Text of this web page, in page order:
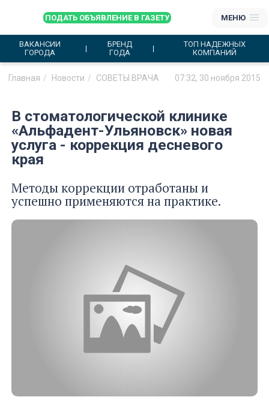
ПОДАТЬ ОБЪЯВЛЕНИЕ В ГАЗЕТУ МЕНЮ
ВАКАНСИИ
ГОРОДА
БРЕНД
ГОДА
ТОП НАДЕЖНЫХ
КОМПАНИЙ
Главная Новости СОВЕТЫ ВРАЧА 07:32, 30 ноября 2015
В стоматологической клинике
«Альфадент-Ульяновск» новая
услуга - коррекция десневого
края
Методы коррекции отработаны и
успешно применяются на практике.